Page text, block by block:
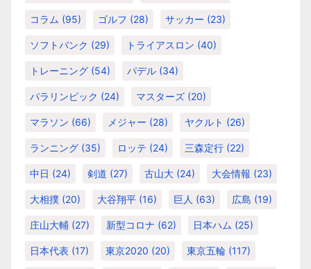
コラム (95) ゴルフ (28) サッカー (23)
ソフトバンク (29) トライアスロン (40)
トレーニング (54) パデル (34)
パラリンピック (24) マスターズ (20)
マラソン (66) メジャー (28) ヤクルト (26)
ランニング (35) ロッテ (24) 三森定行 (22)
中日 (24) 剣道 (27) 古山大 (24) 大会情報 (23)
大相撲 (20) 大谷翔平 (16) 巨人 (63) 広島 (19)
庄山大輔 (27) 新型コロナ (62) 日本ハム (25)
日本代表 (17) 東京2020 (20) 東京五輪 (117)